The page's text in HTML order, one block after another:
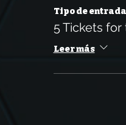
Tipo de entrada
5 Tickets for
Leer más